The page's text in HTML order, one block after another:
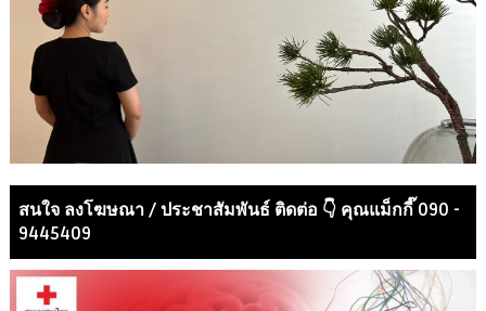
สนใจ ลงโฆษณา / ประชาสัมพันธ์ ติดต่อ 👇 คุณแม็กกี๊ 090 -
9445409